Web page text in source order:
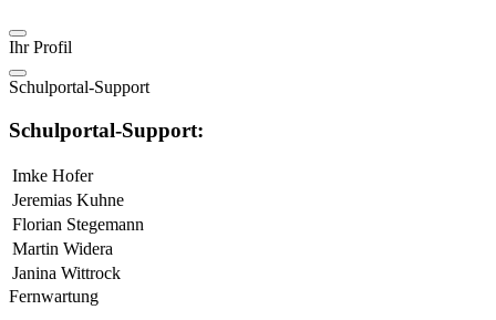
Ihr Profil
Schulportal-Support
Schulportal-Support:
Imke Hofer
Jeremias Kuhne
Florian Stegemann
Martin Widera
Janina Wittrock
Fernwartung